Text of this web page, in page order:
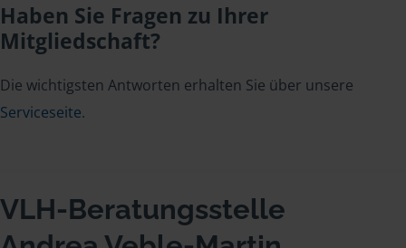
Haben Sie Fragen zu Ihrer
Mitgliedschaft?
Die wichtigsten Antworten erhalten Sie über unsere
Serviceseite.
VLH-Beratungsstelle